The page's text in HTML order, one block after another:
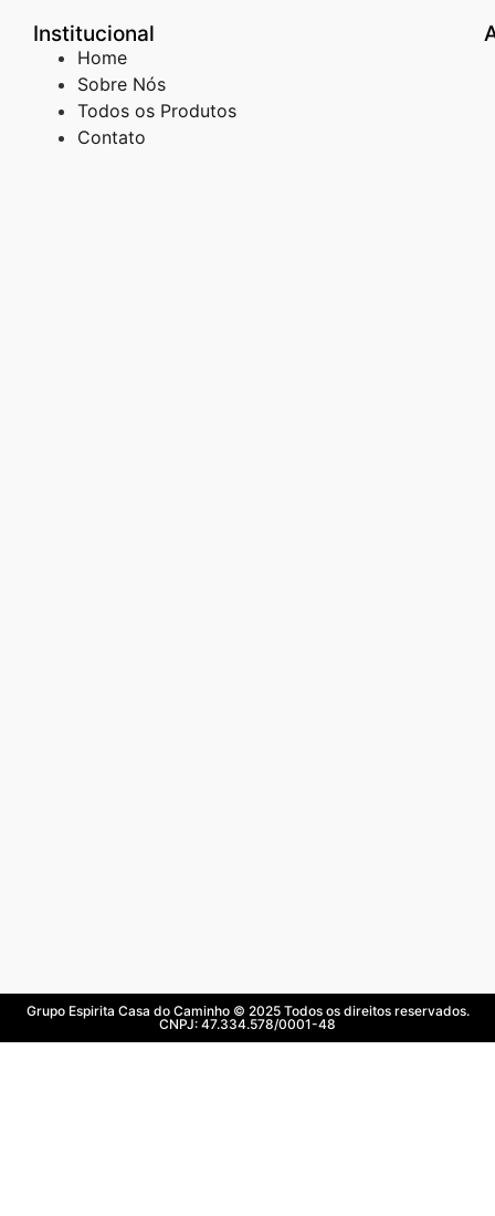
Institucional
Home
Sobre Nós
Todos os Produtos
Contato
Grupo Espirita Casa do Caminho © 2025 Todos os direitos reservados.
CNPJ: 47.334.578/0001-48